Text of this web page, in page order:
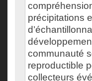
précipitations
communauté
reproductible
collecteurs